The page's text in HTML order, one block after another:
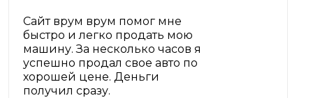
Сайт врум врум помог мне
быстро и легко продать мою
машину. За несколько часов я
успешно продал свое авто по
хорошей цене. Деньги
получил сразу.